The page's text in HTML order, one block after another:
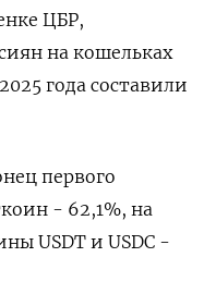
ЦБР,
на кошельках
года составили
первого
- 62,1%, на
USDT и USDC -